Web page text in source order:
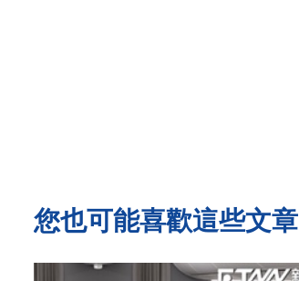
您也可能喜歡這些文章